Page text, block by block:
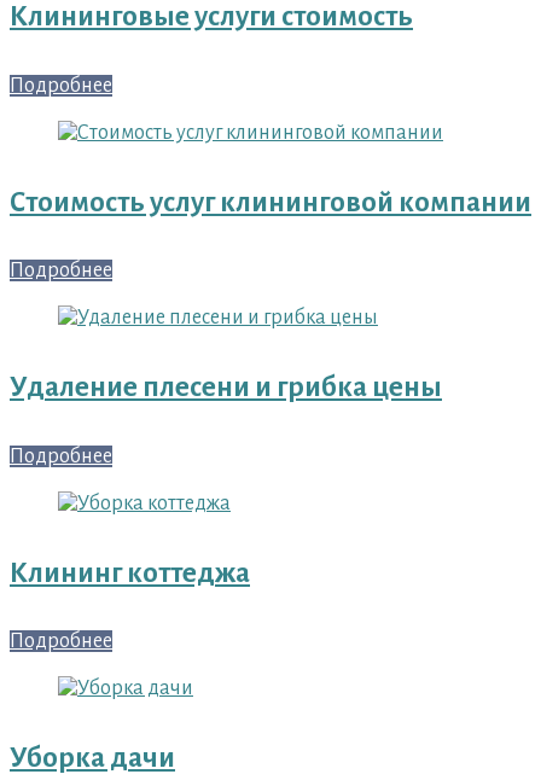
Клининговые услуги стоимость
Подробнее
Стоимость услуг клининговой компании
Подробнее
Удаление плесени и грибка цены
Подробнее
Клининг коттеджа
Подробнее
Уборка дачи